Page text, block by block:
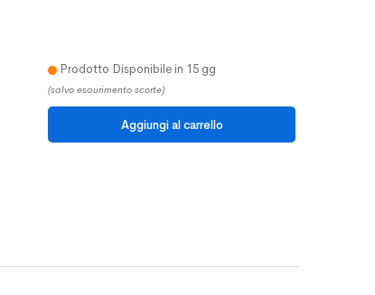
Prodotto Disponibile in 15 gg
(salvo esaurimento scorte)